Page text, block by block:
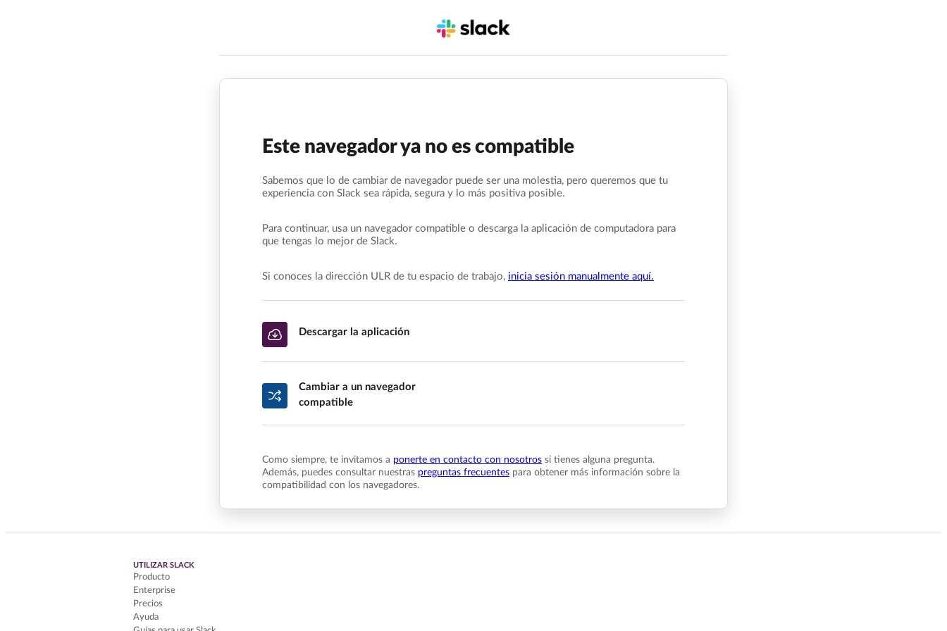
Este navegador ya no es compatible
Sabemos que lo de cambiar de navegador puede ser una molestia, pero queremos que tu
experiencia con Slack sea rápida, segura y lo más positiva posible.
Para continuar, usa un navegador compatible o descarga la aplicación de computadora para
que tengas lo mejor de Slack.
Si conoces la dirección ULR de tu espacio de trabajo, inicia sesión manualmente aquí.
Descargar la aplicación
Cambiar a un navegador
compatible
Como siempre, te invitamos a ponerte en contacto con nosotros si tienes alguna pregunta.
Además, puedes consultar nuestras preguntas frecuentes para obtener más información sobre la
compatibilidad con los navegadores.
UTILIZAR SLACK
Producto
Enterprise
Precios
Ayuda